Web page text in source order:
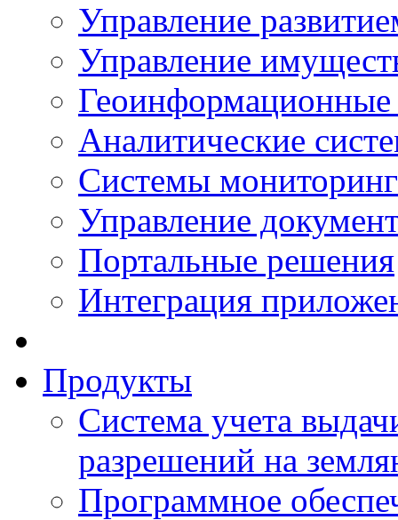
Управление
Управление
Аналитические
Системы
Управление
Портальные решения
Интеграция
Продукты
Система учета
разрешений на
Программное